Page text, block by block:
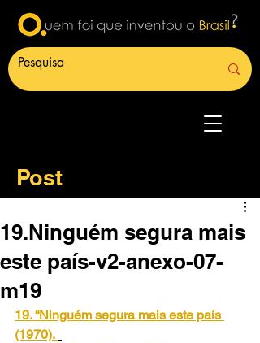
Post
19.Ninguém segura mais
este país-v2-anexo-07-
m19
19. “Ninguém segura mais este país
(1970).